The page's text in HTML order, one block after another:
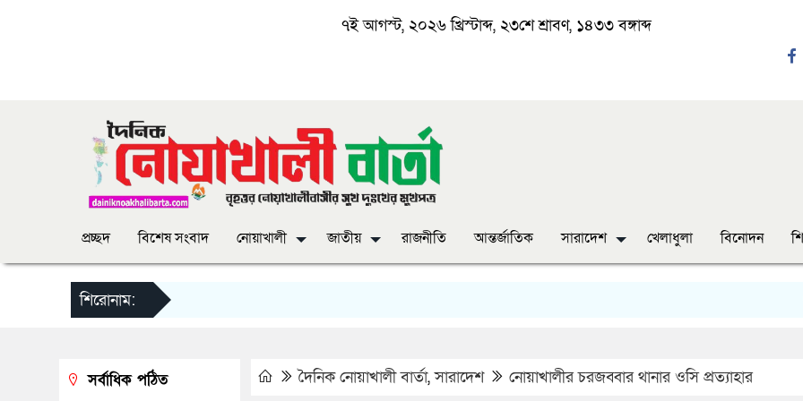
৭ই আগস্ট, ২০২৬ খ্রিস্টাব্দ, ২৩শে শ্রাবণ, ১৪৩৩ বঙ্গাব্দ
প্রচ্ছদ বিশেষ সংবাদ নোয়াখালী জাতীয় রাজনীতি আন্তর্জাতিক সারাদেশ খেলাধুলা বিনোদন
শিরোনাম:
দৈনিক নোয়াখালী বার্তা,সারাদেশ নোয়াখালীর চরজব্বার থানার ওসি প্রত্যাহার
সর্বাধিক পঠিত